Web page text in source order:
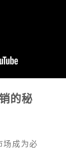
的秘
场成为必